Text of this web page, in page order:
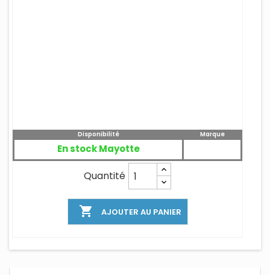
Disponibilité
En stock Mayotte
Marque
Quantité
 AJOUTER AU PANIER